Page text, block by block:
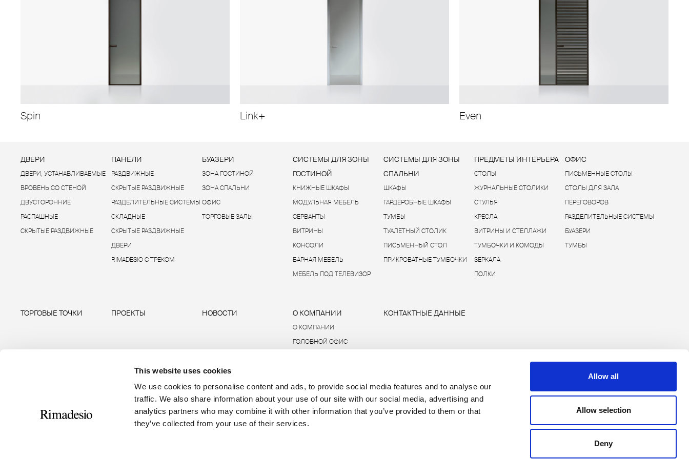
This website uses cookies
We use cookies to personalise content and ads, to provide social media features and to analyse our
traffic. We also share information about your use of our site with our social media, advertising and
analytics partners who may combine it with other information that you’ve provided to them or that
they’ve collected from your use of their services.
Allow all
Allow selection
Deny
Spin Link+ Even
ДВЕРИ
ДВЕРИ, УСТАНАВЛИВАЕМЫЕ
ВРОВЕНЬ СО СТЕНОЙ
ДВУСТОРОННИЕ
РАСПАШНЫЕ
СКРЫТЫЕ РАЗДВИЖНЫЕ
ПАНЕЛИ
РАЗДВИЖНЫЕ
СКРЫТЫЕ РАЗДВИЖНЫЕ
РАЗДЕЛИТЕЛЬНЫЕ СИСТЕМЫ
СКЛАДНЫЕ
СКРЫТЫЕ РАЗДВИЖНЫЕ
ДВЕРИ
RIMADESIO С ТРЕКОМ
БУАЗЕРИ
ЗОНА ГОСТИНОЙ
ЗОНА СПАЛЬНИ
ОФИС
ТОРГОВЫЕ ЗАЛЫ
СИСТЕМЫ ДЛЯ ЗОНЫ
ГОСТИНОЙ
КНИЖНЫЕ ШКАФЫ
МОДУЛЬНАЯ МЕБЕЛЬ
СЕРВАНТЫ
ВИТРИНЫ
КОНСОЛИ
БАРНАЯ МЕБЕЛЬ
МЕБЕЛЬ ПОД ТЕЛЕВИЗОР
СИСТЕМЫ ДЛЯ ЗОНЫ
СПАЛЬНИ
ШКАФЫ
ГАРДЕРОБНЫЕ ШКАФЫ
ТУМБЫ
ТУАЛЕТНЫЙ СТОЛИК
ПИСЬМЕННЫЙ СТОЛ
ПРИКРОВАТНЫЕ ТУМБОЧКИ
ПРЕДМЕТЫ ИНТЕРЬЕРА
СТОЛЫ
ЖУРНАЛЬНЫЕ СТОЛИКИ
СТУЛЬЯ
КРЕСЛА
ВИТРИНЫ И СТЕЛЛАЖИ
ТУМБОЧКИ И КОМОДЫ
ЗЕРКАЛА
ПОЛКИ
ОФИС
ПИСЬМЕННЫЕ СТОЛЫ
СТОЛЫ ДЛЯ ЗАЛА
ПЕРЕГОВОРОВ
РАЗДЕЛИТЕЛЬНЫЕ СИСТЕМЫ
БУАЗЕРИ
ТУМБЫ
ТОРГОВЫЕ ТОЧКИ ПРОЕКТЫ НОВОСТИ О КОМПАНИИ
О КОМПАНИИ
ГОЛОВНОЙ ОФИС
R-ACADEMY
КОНТАКТНЫЕ ДАННЫЕ
P.IVA 00685930968 Copyright © 2026 Rimadesio. All rights reserved